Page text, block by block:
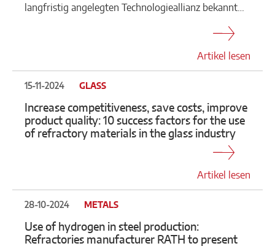
langfristig angelegten Technologieallianz bekannt…
Artikel lesen
15-11-2024 GLASS
Increase competitiveness, save costs, improve
product quality: 10 success factors for the use
of refractory materials in the glass industry
Artikel lesen
28-10-2024 METALS
Use of hydrogen in steel production:
Refractories manufacturer RATH to present